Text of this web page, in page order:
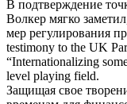
В подтверждение
Волкер мягко
мер регулирования
testimony to the UK
“Internationalizing
level playing field.
Защищая свое